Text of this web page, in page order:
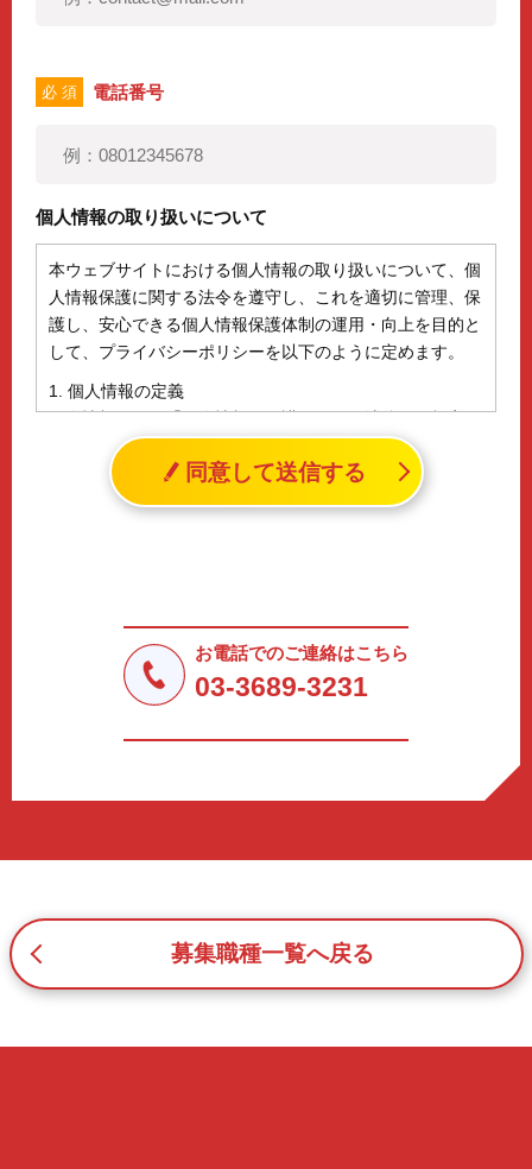
必 須 電話番号
個人情報の取り扱いについて
本ウェブサイトにおける個人情報の取り扱いについて、個
人情報保護に関する法令を遵守し、これを適切に管理、保
護し、安心できる個人情報保護体制の運用・向上を目的と
して、プライバシーポリシーを以下のように定めます。
1. 個人情報の定義
個人情報とは、「個人情報の保護に関する法律」に規定さ
れる生存する個人に関する情報であって、氏名、生年月日
その他の記述等により特定の個人を識別することができる
情報（個人識別情報）を指します。
a.応募者等からのお問い合わせに対応・管理するため
b.本ウェブサイトにおけるサービスの提供・運用のため
3. プライバシー尊重
4. 法令等の遵守
応募者等の個人情報の取得、利用その他一切の取り扱いに
令、及び本プライバシーポリシーを遵守します。
同意して送信する
お電話でのご連絡はこちら
03-3689-3231
募集職種一覧へ戻る